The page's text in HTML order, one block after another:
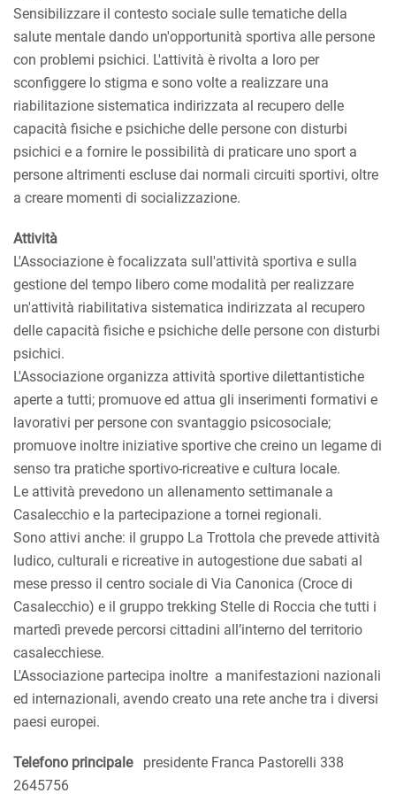
Sensibilizzare il contesto sociale sulle tematiche della
salute mentale dando un'opportunità sportiva alle persone
con problemi psichici. L'attività è rivolta a loro per
sconfiggere lo stigma e sono volte a realizzare una
riabilitazione sistematica indirizzata al recupero delle
capacità fisiche e psichiche delle persone con disturbi
psichici e a fornire le possibilità di praticare uno sport a
persone altrimenti escluse dai normali circuiti sportivi, oltre
a creare momenti di socializzazione.
Attività
L'Associazione è focalizzata sull'attività sportiva e sulla
gestione del tempo libero come modalità per realizzare
un'attività riabilitativa sistematica indirizzata al recupero
delle capacità fisiche e psichiche delle persone con disturbi
psichici.
L'Associazione organizza attività sportive dilettantistiche
aperte a tutti; promuove ed attua gli inserimenti formativi e
lavorativi per persone con svantaggio psicosociale;
promuove inoltre iniziative sportive che creino un legame di
senso tra pratiche sportivo-ricreative e cultura locale.
Le attività prevedono un allenamento settimanale a
Casalecchio e la partecipazione a tornei regionali.
Sono attivi anche: il gruppo La Trottola che prevede attività
ludico, culturali e ricreative in autogestione due sabati al
mese presso il centro sociale di Via Canonica (Croce di
Casalecchio) e il gruppo trekking Stelle di Roccia che tutti i
martedì prevede percorsi cittadini all’interno del territorio
casalecchiese.
L'Associazione partecipa inoltre a manifestazioni nazionali
ed internazionali, avendo creato una rete anche tra i diversi
paesi europei.
Telefono principale presidente Franca Pastorelli 338
2645756